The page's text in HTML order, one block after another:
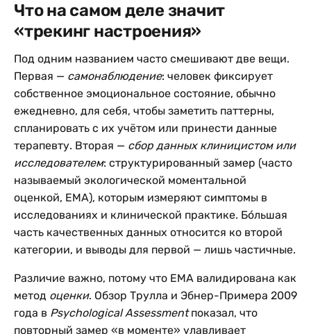
Что на самом деле значит
«трекинг настроения»
Под одним названием часто смешивают две вещи.
Первая — самонаблюдение: человек фиксирует
собственное эмоциональное состояние, обычно
ежедневно, для себя, чтобы заметить паттерны,
спланировать с их учётом или принести данные
терапевту. Вторая — сбор данных клиницистом или
исследователем: структурированный замер (часто
называемый экологической моментальной
оценкой, EMA), которым измеряют симптомы в
исследованиях и клинической практике. Бóльшая
часть качественных данных относится ко второй
категории, и выводы для первой — лишь частичные.
Различие важно, потому что EMA валидирована как
метод оценки. Обзор Трулла и Эбнер-Примера 2009
года в Psychological Assessmentпоказал, что
повторный замер «в моменте» улавливает